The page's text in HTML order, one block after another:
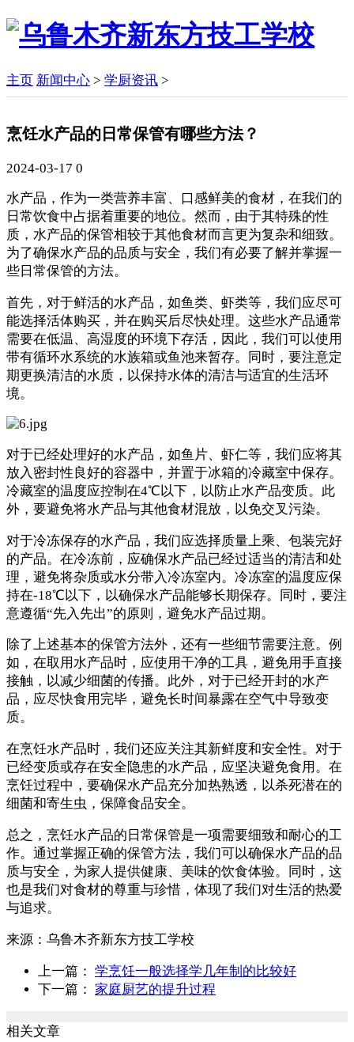
主页 新闻中心 > 学厨资讯 >
烹饪水产品的日常保管有哪些方法？
2024-03-17 0
水产品，作为一类营养丰富、口感鲜美的食材，在我们的
日常饮食中占据着重要的地位。然而，由于其特殊的性
质，水产品的保管相较于其他食材而言更为复杂和细致。
为了确保水产品的品质与安全，我们有必要了解并掌握一
些日常保管的方法。
首先，对于鲜活的水产品，如鱼类、虾类等，我们应尽可
能选择活体购买，并在购买后尽快处理。这些水产品通常
需要在低温、高湿度的环境下存活，因此，我们可以使用
带有循环水系统的水族箱或鱼池来暂存。同时，要注意定
期更换清洁的水质，以保持水体的清洁与适宜的生活环
境。
对于已经处理好的水产品，如鱼片、虾仁等，我们应将其
放入密封性良好的容器中，并置于冰箱的冷藏室中保存。
冷藏室的温度应控制在4℃以下，以防止水产品变质。此
外，要避免将水产品与其他食材混放，以免交叉污染。
对于冷冻保存的水产品，我们应选择质量上乘、包装完好
的产品。在冷冻前，应确保水产品已经过适当的清洁和处
理，避免将杂质或水分带入冷冻室内。冷冻室的温度应保
持在-18℃以下，以确保水产品能够长期保存。同时，要注
意遵循“先入先出”的原则，避免水产品过期。
除了上述基本的保管方法外，还有一些细节需要注意。例
如，在取用水产品时，应使用干净的工具，避免用手直接
接触，以减少细菌的传播。此外，对于已经开封的水产
品，应尽快食用完毕，避免长时间暴露在空气中导致变
质。
在烹饪水产品时，我们还应关注其新鲜度和安全性。对于
已经变质或存在安全隐患的水产品，应坚决避免食用。在
烹饪过程中，要确保水产品充分加热熟透，以杀死潜在的
细菌和寄生虫，保障食品安全。
总之，烹饪水产品的日常保管是一项需要细致和耐心的工
作。通过掌握正确的保管方法，我们可以确保水产品的品
质与安全，为家人提供健康、美味的饮食体验。同时，这
也是我们对食材的尊重与珍惜，体现了我们对生活的热爱
与追求。
来源： 乌鲁木齐新东方技工学校
上一篇： 学烹饪一般选择学几年制的比较好
下一篇： 家庭厨艺的提升过程
相关文章